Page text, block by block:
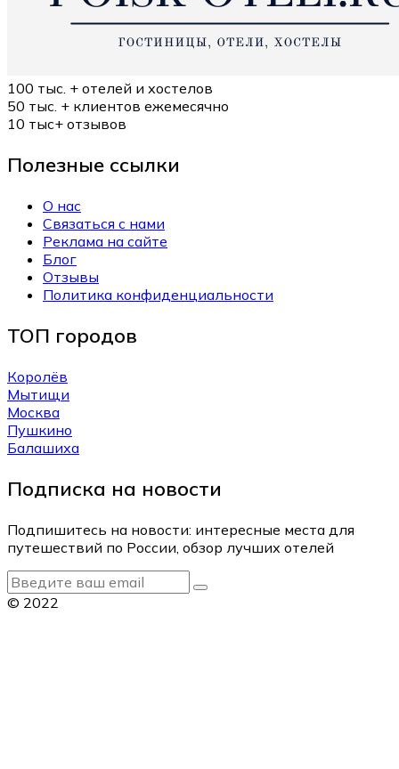
100 тыс. + отелей и хостелов
50 тыс. + клиентов ежемесячно
10 тыс+ отзывов
Полезные ссылки
О нас
Связаться с нами
Реклама на сайте
Блог
Отзывы
Политика конфиденциальности
ТОП городов
Королёв
Мытищи
Москва
Пушкино
Балашиха
Подписка на новости
Подпишитесь на новости: интересные места для
путешествий по России, обзор лучших отелей
© 2022